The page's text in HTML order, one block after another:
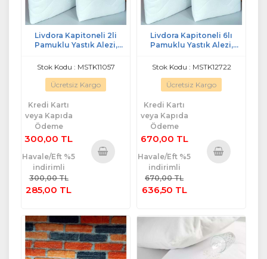
Livdora Kapitoneli 2li
Pamuklu Yastık Alezi,
Stok Kodu : MSTK11057
Ücretsiz Kargo
Kredi Kartı
veya Kapıda
Ödeme
300,00 TL
Havale/Eft %5
indirimli
300,00 TL
285,00 TL
Livdora Kapitoneli 6lı
Pamuklu Yastık Alezi,
Stok Kodu : MSTK12722
Ücretsiz Kargo
Kredi Kartı
veya Kapıda
Ödeme
670,00 TL
Havale/Eft %5
indirimli
670,00 TL
636,50 TL